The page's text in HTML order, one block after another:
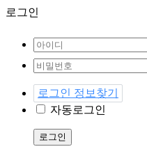
로그인
로그인 정보찾기
자동로그인
로그인